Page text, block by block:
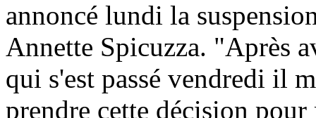
annoncé lundi la
Annette Spicuzza. "Après
qui s'est passé vendredi il
prendre cette décision